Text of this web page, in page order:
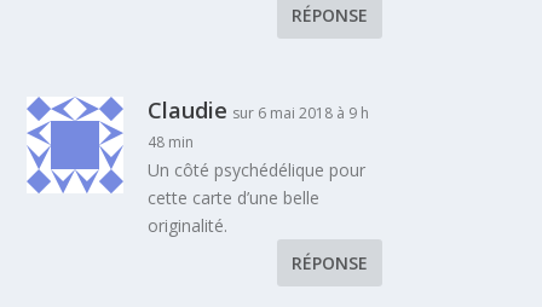
RÉPONSE
Claudie sur 6 mai 2018 à 9 h
48 min
Un côté psychédélique pour
cette carte d’une belle
originalité.
RÉPONSE